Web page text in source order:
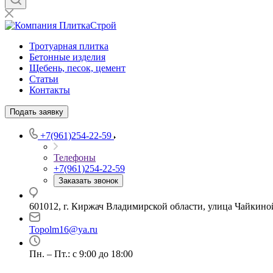
Тротуарная плитка
Бетонные изделия
Щебень, песок, цемент
Статьи
Контакты
Подать заявку
+7(961)254-22-59
Телефоны
+7(961)254-22-59
Заказать звонок
601012, г. Киржач Владимирской области, улица
Topolm16@ya.ru
Пн. – Пт.: с 9:00 до 18:00